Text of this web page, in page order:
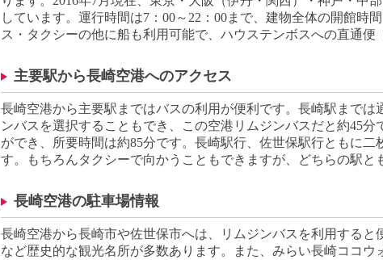
しています。運行時間は7：00～22：00まで、建物全体の開館時
ス・タクシーの他に船も利用可能で、ハウステンボスへの直通便
主要駅から長崎空港へのアクセス
長崎空港から主要駅まではバスの利用が便利です。長崎駅まで
ンバスを選択することもでき、この空港リムジンバスだと約45
ができ、所要時間は約85分です。長崎駅行、佐世保駅行ともに
す。もちろんタクシーで向かうこともできますが、どちらの駅と
長崎空港の駐車場情報
長崎空港から長崎市や佐世保市へは、リムジンバスを利用する
など歴史的な観光名所が多数あります。また、みらい長崎ココ